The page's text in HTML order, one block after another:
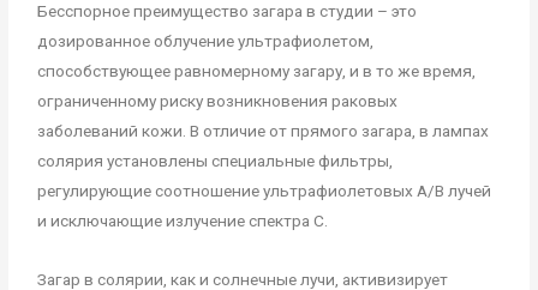
Бесспорное преимущество загара в студии – это
дозированное облучение ультрафиолетом,
способствующее равномерному загару, и в то же время,
ограниченному риску возникновения раковых
заболеваний кожи. В отличие от прямого загара, в лампах
солярия установлены специальные фильтры,
регулирующие соотношение ультрафиолетовых A/B лучей
и исключающие излучение спектра C.
Загар в солярии, как и солнечные лучи, активизирует